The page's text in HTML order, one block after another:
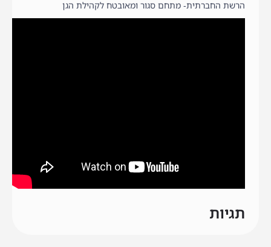
הרשת החברתית- מתחם סגור ומאובטח לקהילת הגן
תגיות